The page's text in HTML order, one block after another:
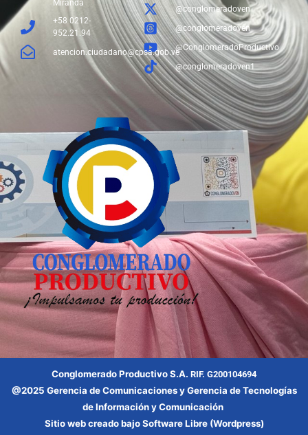
@conglomeradoven
@conglomeradoven
@ConglomeradoProductivo
@conglomeradoven1
Miranda
+58 0212-
952.21.94
atencion.ciudadano@cpsa.gob.ve
Conglomerado Productivo S.A. RIF. G200104694
@2025 Gerencia de Comunicaciones y Gerencia de Tecnologías
de Información y Comunicación
Sitio web creado bajo Software Libre (Wordpress)